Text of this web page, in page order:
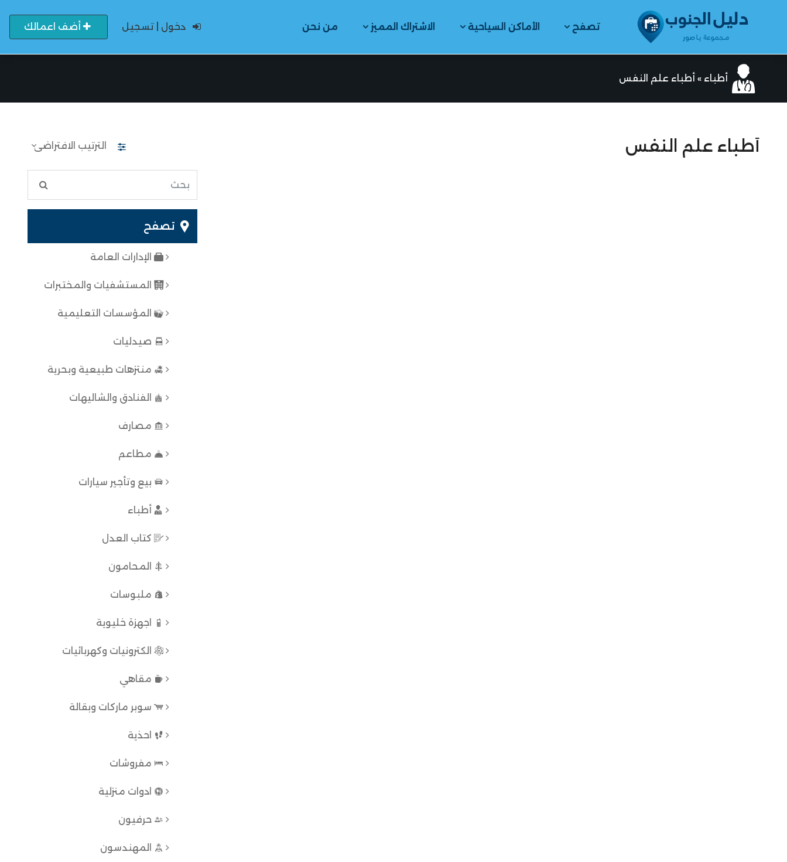
تصفح الأماكن السياحية الاشتراك المميز من نحن دخول | تسجيل أضف اعمالك
أطباء » أطباء علم النفس
أطباء علم النفس
تصفح
الإدارات العامة
المستشفيات والمختبرات
المؤسسات التعليمية
صيدليات
منتزهات طبيعية وبحرية
الفنادق والشاليهات
مصارف
مطاعم
بيع وتأجير سيارات
أطباء
كتاب العدل
المحامون
ملبوسات
اجهزة خليوية
الكترونيات وكهربائيات
مقاهي
سوبر ماركات وبقالة
احذية
مفروشات
ادوات منزلية
حرفيون
المهندسون